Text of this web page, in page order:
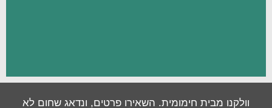
וולקנו מבית חימומית. השאירו פרטים, ונדאג שחום לא